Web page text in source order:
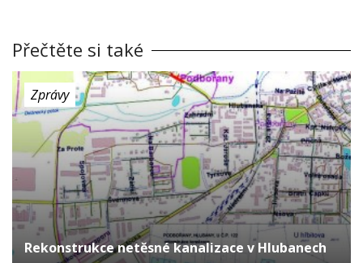
Přečtěte si také
Zprávy
Rekonstrukce netěsné kanalizace v Hlubanech